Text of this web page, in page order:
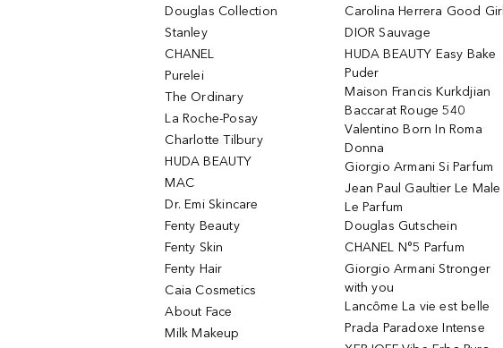
Douglas Collection
Stanley
CHANEL
Purelei
The Ordinary
La Roche-Posay
Charlotte Tilbury
HUDA BEAUTY
MAC
Dr. Emi Skincare
Fenty Beauty
Fenty Skin
Fenty Hair
Caia Cosmetics
About Face
Milk Makeup
Carolina Herrera Good Girl
DIOR Sauvage
HUDA BEAUTY Easy Bake
Puder
Maison Francis Kurkdjian
Baccarat Rouge 540
Valentino Born In Roma
Donna
Giorgio Armani Si Parfum
Jean Paul Gaultier Le Male
Le Parfum
Douglas Gutschein
CHANEL N°5 Parfum
Giorgio Armani Stronger
with you
Lancôme La vie est belle
Prada Paradoxe Intense